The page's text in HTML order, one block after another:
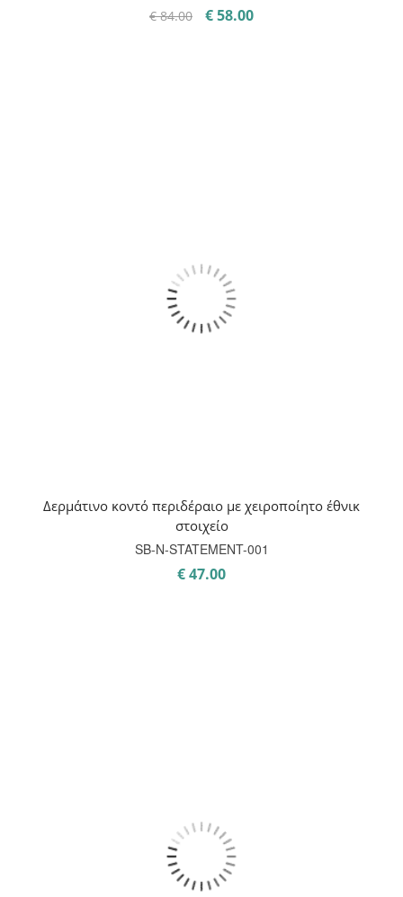
€84.00
Original
€58.00Η
Δερμάτινο κοντό περιδέραιο με χειροποίητο έθνικ
στοιχείο
SB-Ν-STATEMENT-001
€47.00